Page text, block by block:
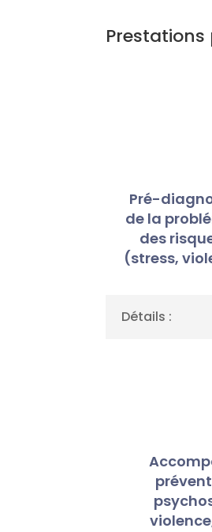
Prestations
Pré-
de la
des
(stress,
Détails :